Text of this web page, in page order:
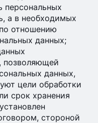
персональных
а в необходимых
отношению
данных;
позволяющей
данных,
цели обработки
срок хранения
стороной